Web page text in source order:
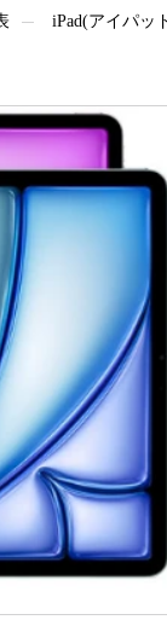
iPad(アイパッ